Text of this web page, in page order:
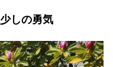
しの勇気